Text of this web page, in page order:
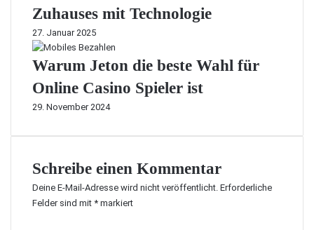
Zuhauses mit Technologie
27. Januar 2025
Warum Jeton die beste Wahl für
Online Casino Spieler ist
29. November 2024
Schreibe einen Kommentar
Deine E-Mail-Adresse wird nicht veröffentlicht. Erforderliche
Felder sind mit * markiert